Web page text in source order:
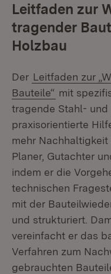
Leitfaden zur
tragender
Holzbau
Der Leitfaden zur
Bauteile“ mit
tragende Stahl-
praxisorientierte
mehr
Planer, Gutachter
indem er die
technischen
mit der
und strukturiert.
vereinfacht er das
Verfahren zum
gebrauchten